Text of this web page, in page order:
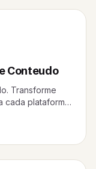
Conteudo
Transforme
cada plataforma